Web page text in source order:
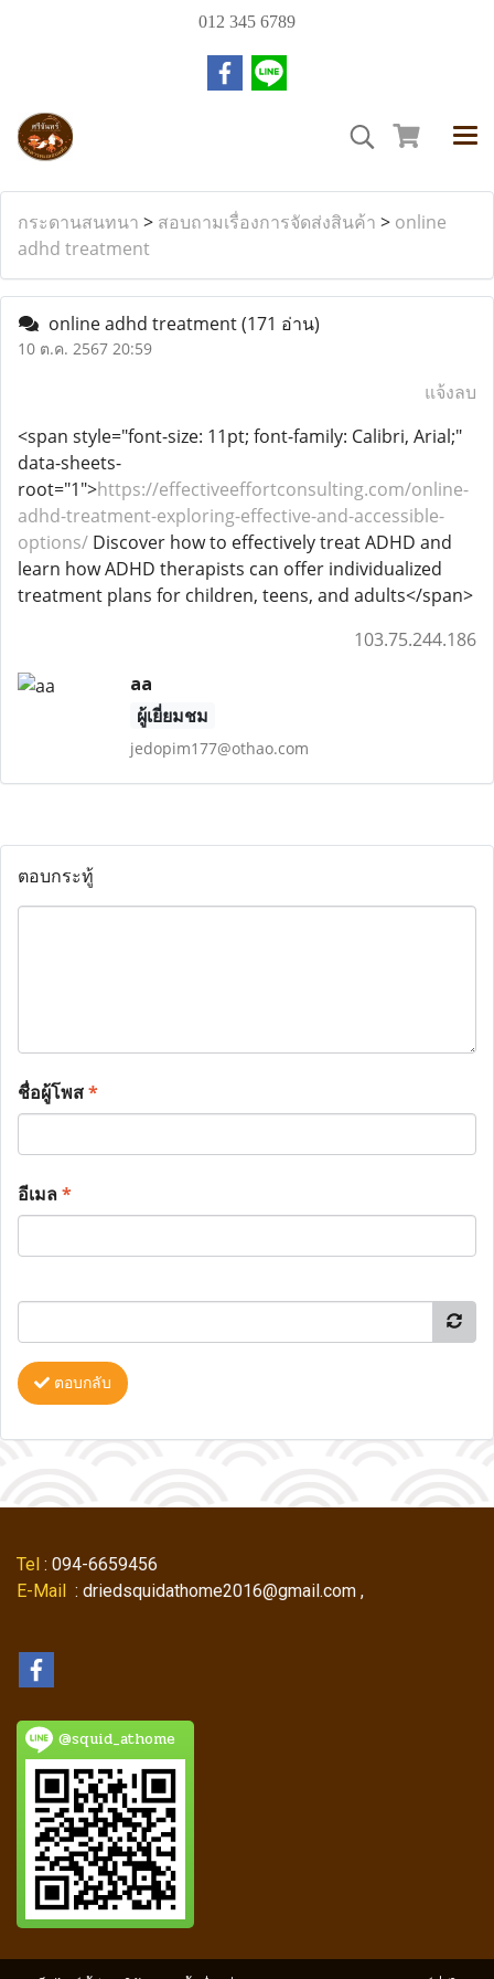
012 345 6789
กระดานสนทนา > สอบถามเรื่องการจัดส่งสินค้า > online
adhd treatment
online adhd treatment(171 อ่าน)
10 ต.ค. 2567 20:59
แจ้งลบ
<span style="font-size: 11pt; font-family: Calibri, Arial;"
data-sheets-
root="1">https://effectiveeffortconsulting.com/online-
adhd-treatment-exploring-effective-and-accessible-
options/ Discover how to effectively treat ADHD and
learn how ADHD therapists can offer individualized
treatment plans for children, teens, and adults</span>
103.75.244.186
aa
ผู้เยี่ยมชม
jedopim177@othao.com
ตอบกระทู้
ชื่อผู้โพส*
อีเมล*
ตอบกลับ
Tel : 094-6659456
E-Mail : driedsquidathome2016@gmail.com ,
@squid_athome